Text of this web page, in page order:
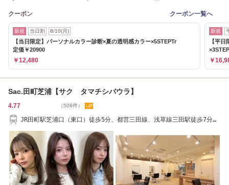
クーポン クーポン一覧へ
新規 当日割 8/10(月)
【当日限定】パーソナルカラー診断×夏の透明感カラー×5STEPTr
定価￥20900
￥12,480
新規
【平
￥
Sac.田町芝浦【サク タマチシバウラ】
4.77 （508件）
JR田町駅芝浦口（東口）徒歩5分、都営三田線、浅草線三田駅徒歩7分